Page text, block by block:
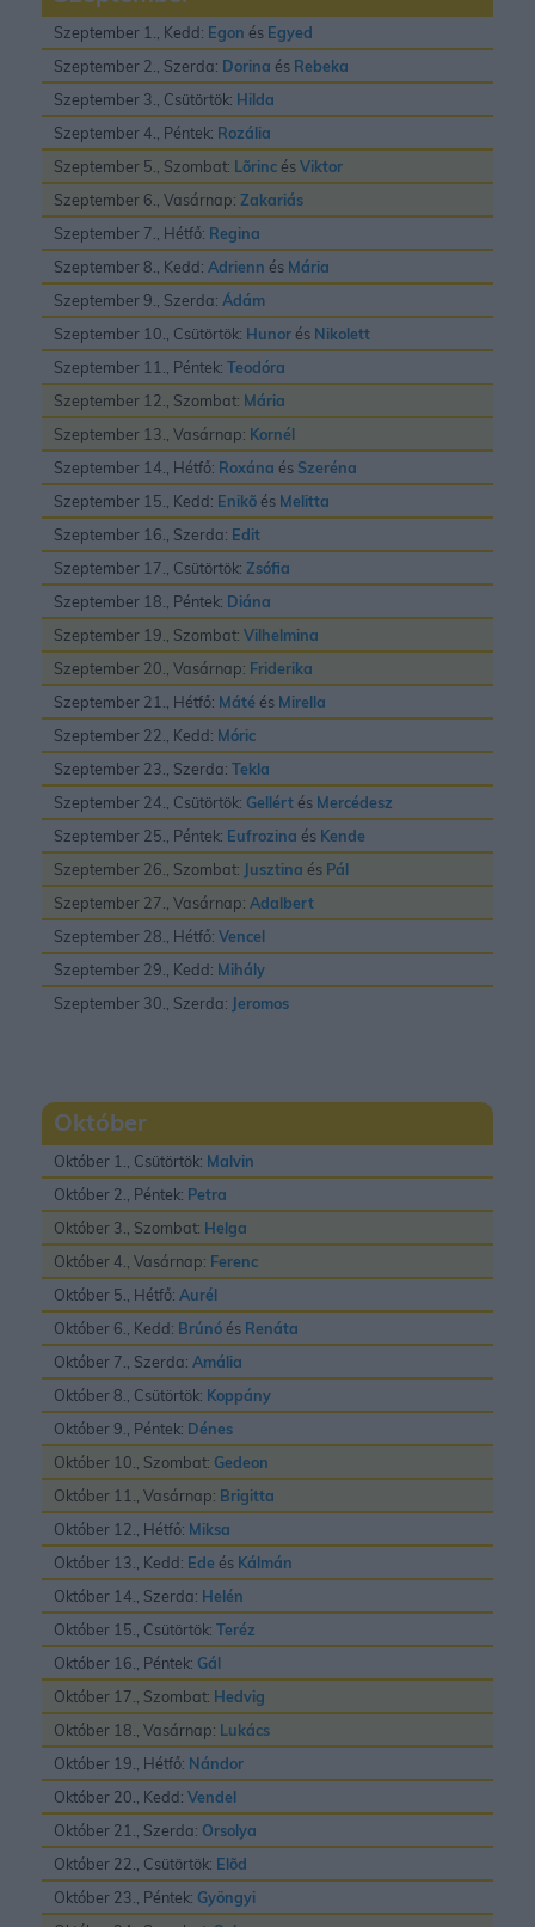
Szeptember 1., Kedd: Egon és Egyed
Szeptember 2., Szerda: Dorina és Rebeka
Szeptember 3., Csütörtök: Hilda
Szeptember 4., Péntek: Rozália
Szeptember 5., Szombat: Lõrinc ésViktor
Szeptember 6., Vasárnap: Zakariás
Szeptember 7., Hétfő: Regina
Szeptember 8., Kedd: Adrienn és Mária
Szeptember 9., Szerda: Ádám
Szeptember 10., Csütörtök: Hunor és Nikolett
Szeptember 11., Péntek: Teodóra
Szeptember 12., Szombat: Mária
Szeptember 13., Vasárnap: Kornél
Szeptember 14., Hétfő: Roxána és Szeréna
Szeptember 15., Kedd: Enikõ és Melitta
Szeptember 16., Szerda: Edit
Szeptember 17., Csütörtök: Zsófia
Szeptember 18., Péntek: Diána
Szeptember 19., Szombat: Vilhelmina
Szeptember 20., Vasárnap: Friderika
Szeptember 21., Hétfő: Máté és Mirella
Szeptember 22., Kedd: Móric
Szeptember 23., Szerda: Tekla
Szeptember 24., Csütörtök: Gellért és Mercédesz
Szeptember 25., Péntek: Eufrozina és Kende
Szeptember 26., Szombat: Jusztina és Pál
Szeptember 27., Vasárnap: Adalbert
Szeptember 28., Hétfő: Vencel
Szeptember 29., Kedd: Mihály
Szeptember 30., Szerda: Jeromos
Október
Október 1., Csütörtök: Malvin
Október 2., Péntek: Petra
Október 3., Szombat: Helga
Október 4., Vasárnap: Ferenc
Október 5., Hétfő: Aurél
Október 6., Kedd: Brúnó és Renáta
Október 7., Szerda: Amália
Október 8., Csütörtök: Koppány
Október 9., Péntek: Dénes
Október 10., Szombat: Gedeon
Október 11., Vasárnap: Brigitta
Október 12., Hétfő: Miksa
Október 13., Kedd: Ede és Kálmán
Október 14., Szerda: Helén
Október 15., Csütörtök: Teréz
Október 16., Péntek: Gál
Október 17., Szombat: Hedvig
Október 18., Vasárnap: Lukács
Október 19., Hétfő: Nándor
Október 20., Kedd: Vendel
Október 21., Szerda: Orsolya
Október 22., Csütörtök: Elõd
Október 23., Péntek: Gyöngyi